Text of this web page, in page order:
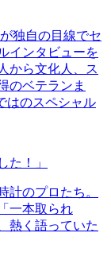
独自の目線でセ
インタビューを
から文化人、ス
のベテランま
はのスペシャル
た！」
計のプロたち。
一本取られ
熱く語っていた